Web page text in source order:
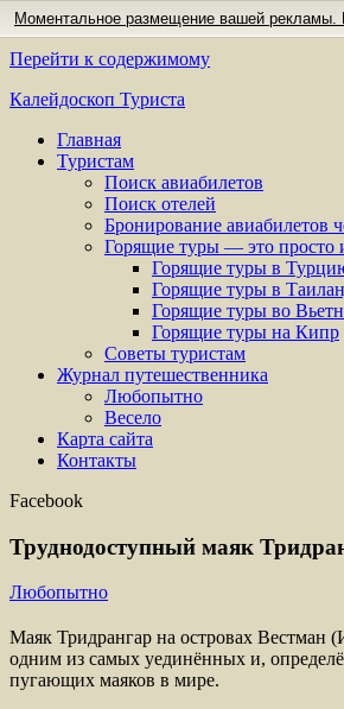
Моментальное размещение вашей рекламы.
Перейти к содержимому
Калейдоскоп Туриста
Главная
Туристам
Поиск авиабилетов
Поиск отелей
Бронирование авиабилетов
Горящие туры — это просто
Горящие туры в
Горящие туры в
Горящие туры во
Горящие туры на Кипр
Советы туристам
Журнал путешественника
Любопытно
Весело
Карта сайта
Контакты
Facebook
Труднодоступный маяк
Любопытно
Маяк Тридрангар на островах Вестман
одним из самых уединённых и,
пугающих маяков в мире.